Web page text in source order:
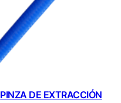
PINZA DE EXTRACCIÓN